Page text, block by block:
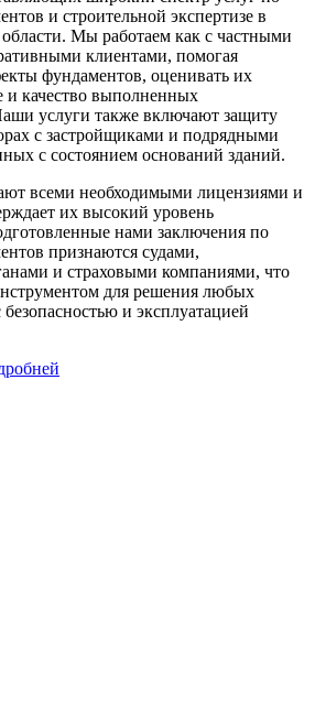
и строительной экспертизе в
Мы работаем как с частными
клиентами, помогая
фундаментов, оценивать их
и качество выполненных
услуги также включают защиту
с застройщиками и подрядными
с состоянием оснований зданий.
всеми необходимыми лицензиями и
их высокий уровень
нами заключения по
признаются судами,
и страховыми компаниями, что
для решения любых
и эксплуатацией